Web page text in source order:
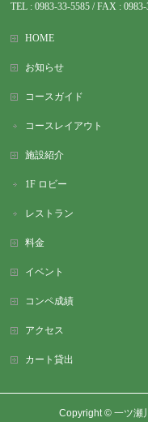
TEL : 0983-33-5585 / FAX :
HOME
お知らせ
コースガイド
コースレイアウト
施設紹介
1F ロビー
レストラン
料金
イベント
コンペ成績
アクセス
カート貸出
Copyright © 一ツ瀬